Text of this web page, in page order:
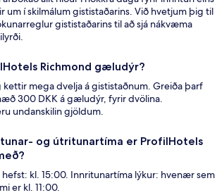
um í skilmálum gististaðarins. Við hvetjum þig til
gististaðarins til að sjá nákvæma
Richmond gæludýr?
kettir mega dvelja á gististaðnum. Greiða þarf
300 DKK á gæludýr, fyrir dvölina.
undanskilin gjöldum.
og útritunartíma er ProfilHotels
kl. 15:00. Innritunartíma lýkur: hvenær sem
er kl. 11:00.